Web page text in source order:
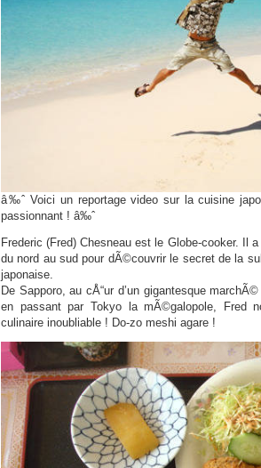
â‰ˆ Voici un reportage video sur la cuisine
passionnant ! â‰ˆ
Frederic (Fred) Chesneau est le Globe-cooker. Il
du nord au sud pour dÃ©couvrir le secret de la
japonaise.
De Sapporo, au cÅ“ur d’un gigantesque
en passant par Tokyo la mÃ©galopole, Fred
culinaire inoubliable ! Do-zo meshi agare !